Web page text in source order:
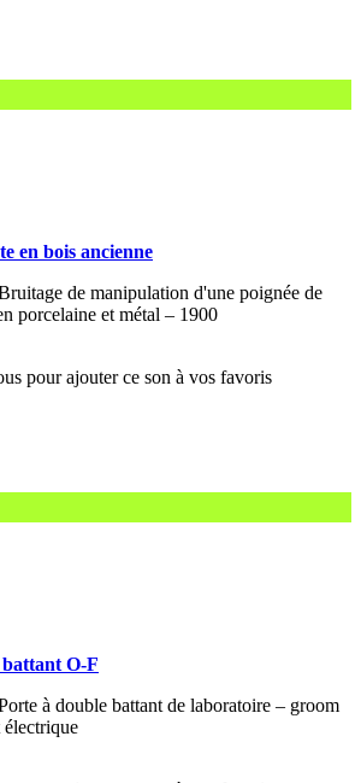
en bois ancienne
de manipulation d'une poignée de
porcelaine et métal – 1900
O-F
à double battant de laboratoire – groom